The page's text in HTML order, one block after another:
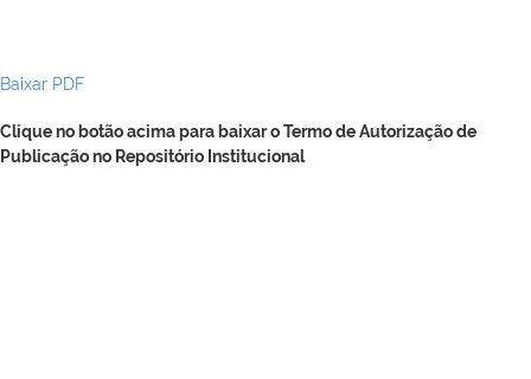
Baixar PDF
Clique no botão acima para baixar o Termo de Autorização de
Publicação no Repositório Institucional